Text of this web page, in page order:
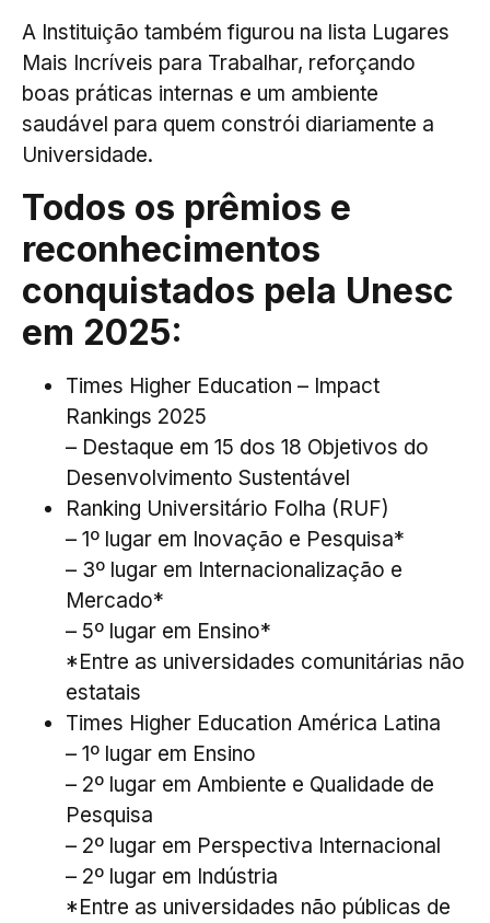
A Instituição também figurou na lista Lugares
Mais Incríveis para Trabalhar, reforçando
boas práticas internas e um ambiente
saudável para quem constrói diariamente a
Universidade.
Todos os prêmios e
reconhecimentos
conquistados pela Unesc
em 2025:
Times Higher Education – Impact
Rankings 2025
– Destaque em 15 dos 18 Objetivos do
Desenvolvimento Sustentável
Ranking Universitário Folha (RUF)
– 1º lugar em Inovação e Pesquisa*
– 3º lugar em Internacionalização e
Mercado*
– 5º lugar em Ensino*
*Entre as universidades comunitárias não
estatais
Times Higher Education América Latina
– 1º lugar em Ensino
– 2º lugar em Ambiente e Qualidade de
Pesquisa
– 2º lugar em Perspectiva Internacional
– 2º lugar em Indústria
*Entre as universidades não públicas de